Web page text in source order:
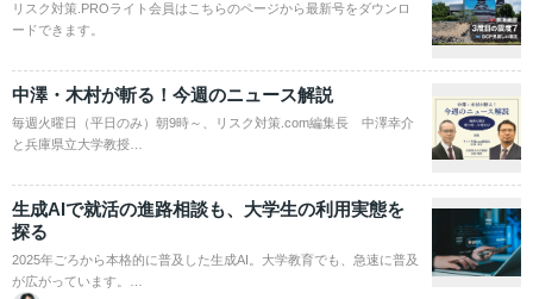
リスク対策.PROライト会員はこちらのページから最新号をダウンロ
ードできます。
中澤・木村が斬る！今週のニュース解説
毎週火曜日（平日のみ）朝9時～、リスク対策.com編集長 中澤幸介
と兵庫県立大学教授…
生成AIで就活の進路相談も、大学生の利用実態を
探る
2025年ごろから本格的に普及した生成AI。大学教育でも、急速に普及
が広がっています。…